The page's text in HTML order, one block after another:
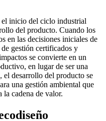
inicio del ciclo industrial
del producto. Cuando los
en las decisiones iniciales de
gestión certificados y
se convierte en un
en lugar de ser una
el desarrollo del producto se
una gestión ambiental que
la cadena de valor.